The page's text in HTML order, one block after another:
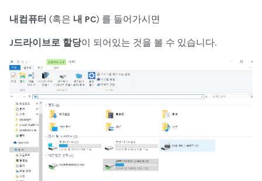
내컴퓨터 (혹은 내 PC) 를 들어가시면
J드라이브로 할당이 되어있는 것을 볼 수 있습니다.